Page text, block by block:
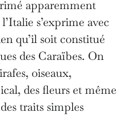
apparemment
s’exprime avec
qu’il soit constitué
des Caraïbes. On
oiseaux,
des fleurs et même
traits simples